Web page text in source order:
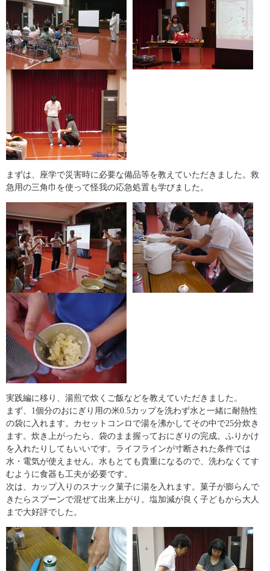
まずは、座学で災害時に必要な備品等を教えていただきました。救
急用の三角巾を使って怪我の応急処置も学びました。
実践編に移り、湯煎で炊くご飯などを教えていただきました。
まず、1個分のおにぎり用の米0.5カップを洗わず水と一緒に耐熱性
の袋に入れます。カセットコンロで湯を沸かしてその中で25分炊き
ます。炊き上がったら、袋のまま握っておにぎりの完成。ふりかけ
を入れたりしてもいいです。ライフラインが寸断された条件では
水・電気が使えません。水もとても貴重になるので、洗わなくてす
むように食器も工夫が必要です。
次は、カップ入りのスナック菓子に湯を入れます。菓子が膨らんで
きたらスプーンで混ぜて出来上がり。塩加減が良く子どもから大人
まで大好評でした。